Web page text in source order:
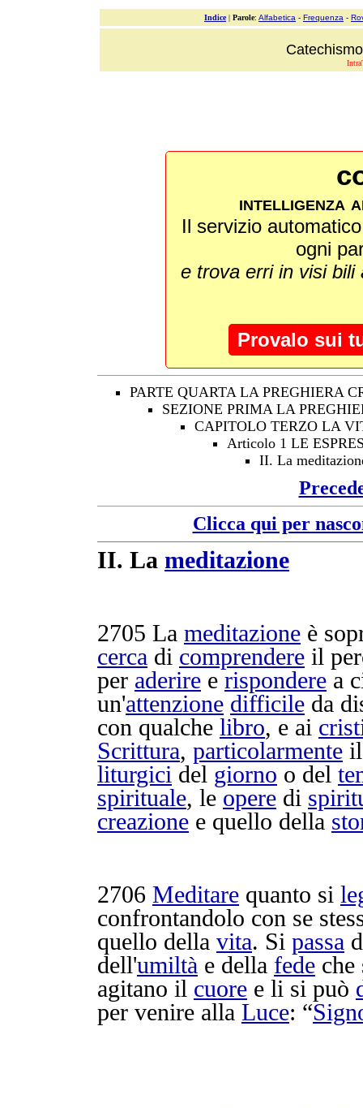
Indice| Parole: Alfabetica - Frequenza -
intelligenza
Il servizio
ogni
e trova erri in visi
Provalo sui
PARTE QUARTA LA PREGHIERA
SEZIONE PRIMA LA
CAPITOLO TERZO LA
Articolo 1 LE
II. La
Clicca qui per
II. La meditazione
2705 La meditazione è
cerca di comprendere il
per aderire e rispondere a
un'attenzione difficile da
con qualche libro, e ai
Scrittura, particolarmente
liturgici del giorno o del
spirituale, le opere di
creazione e quello della
2706 Meditare quanto si
confrontandolo con se
quello della vita. Si passa
dell'umiltà e della fede
agitano il cuore e li si può
per venire alla Luce: “